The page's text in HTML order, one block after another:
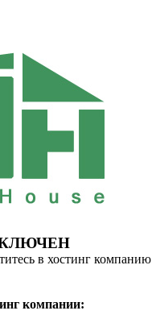
в хостинг компанию
компании: